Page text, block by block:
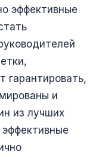
эффективные
гарантировать,
и
из лучших